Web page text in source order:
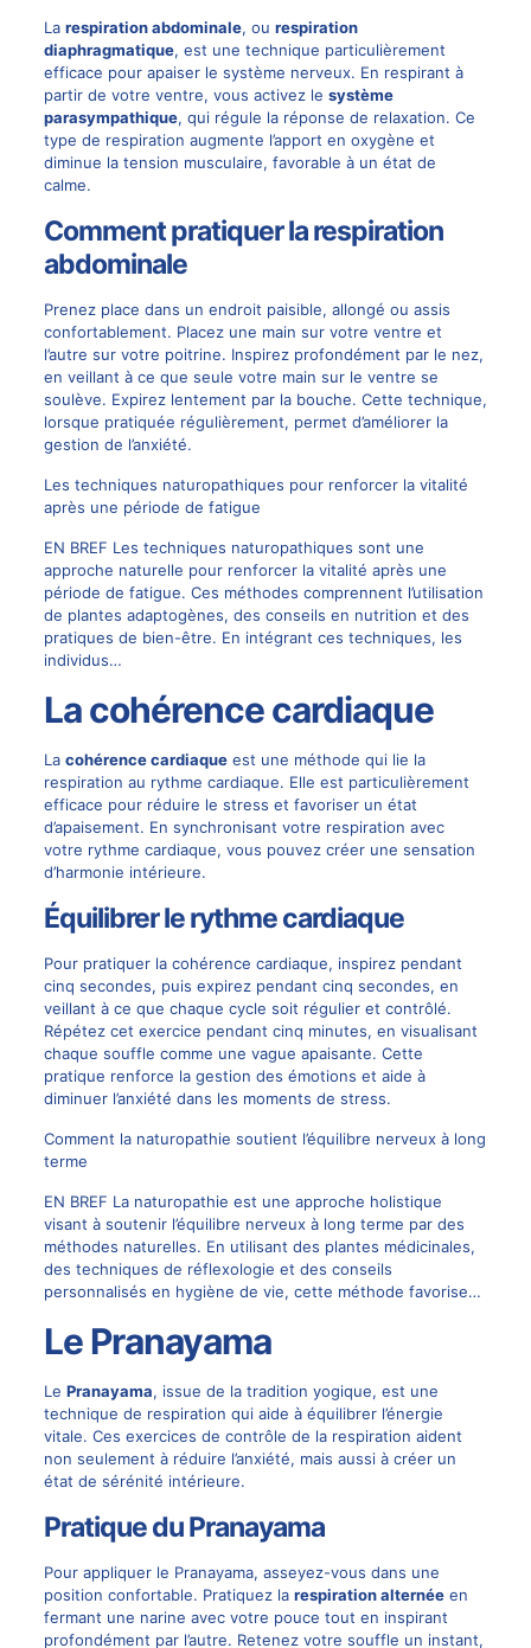
La respiration abdominale, ou respiration
diaphragmatique, est une technique particulièrement
efficace pour apaiser le système nerveux. En respirant à
partir de votre ventre, vous activez le système
parasympathique, qui régule la réponse de relaxation. Ce
type de respiration augmente l’apport en oxygène et
diminue la tension musculaire, favorable à un état de
calme.
Comment pratiquer la respiration
abdominale
Prenez place dans un endroit paisible, allongé ou assis
confortablement. Placez une main sur votre ventre et
l’autre sur votre poitrine. Inspirez profondément par le nez,
en veillant à ce que seule votre main sur le ventre se
soulève. Expirez lentement par la bouche. Cette technique,
lorsque pratiquée régulièrement, permet d’améliorer la
gestion de l’anxiété.
Les techniques naturopathiques pour renforcer la vitalité
après une période de fatigue
EN BREF Les techniques naturopathiques sont une
approche naturelle pour renforcer la vitalité après une
période de fatigue. Ces méthodes comprennent l’utilisation
de plantes adaptogènes, des conseils en nutrition et des
pratiques de bien-être. En intégrant ces techniques, les
individus…
La cohérence cardiaque
La cohérence cardiaqueest une méthode qui lie la
respiration au rythme cardiaque. Elle est particulièrement
efficace pour réduire le stress et favoriser un état
d’apaisement. En synchronisant votre respiration avec
votre rythme cardiaque, vous pouvez créer une sensation
d’harmonie intérieure.
Équilibrer le rythme cardiaque
Pour pratiquer la cohérence cardiaque, inspirez pendant
cinq secondes, puis expirez pendant cinq secondes, en
veillant à ce que chaque cycle soit régulier et contrôlé.
Répétez cet exercice pendant cinq minutes, en visualisant
chaque souffle comme une vague apaisante. Cette
pratique renforce la gestion des émotions et aide à
diminuer l’anxiété dans les moments de stress.
Comment la naturopathie soutient l’équilibre nerveux à long
terme
EN BREF La naturopathie est une approche holistique
visant à soutenir l’équilibre nerveux à long terme par des
méthodes naturelles. En utilisant des plantes médicinales,
des techniques de réflexologie et des conseils
personnalisés en hygiène de vie, cette méthode favorise…
Le Pranayama
Le Pranayama, issue de la tradition yogique, est une
technique de respiration qui aide à équilibrer l’énergie
vitale. Ces exercices de contrôle de la respiration aident
non seulement à réduire l’anxiété, mais aussi à créer un
état de sérénité intérieure.
Pratique du Pranayama
Pour appliquer le Pranayama, asseyez-vous dans une
position confortable. Pratiquez la respiration alternéeen
fermant une narine avec votre pouce tout en inspirant
profondément par l’autre. Retenez votre souffle un instant,